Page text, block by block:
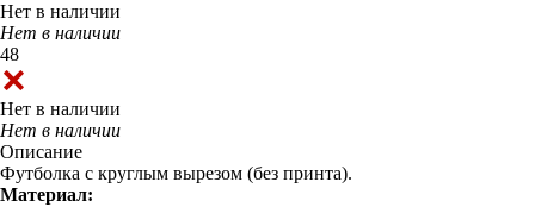
Нет в наличии
Нет в наличии
48
Нет в наличии
Нет в наличии
Описание
Футболка с круглым вырезом (без принта).
Материал: